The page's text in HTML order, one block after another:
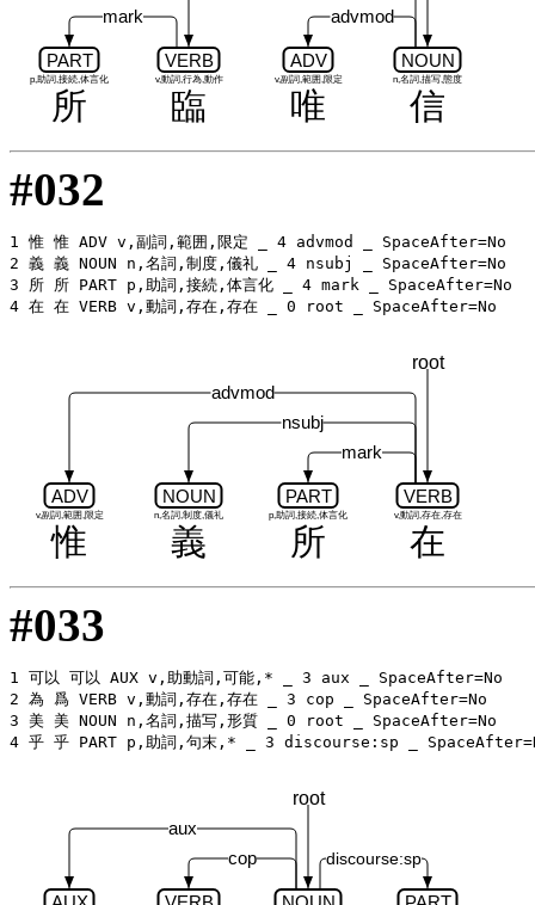
所
PART
p,助詞,接続,体言化
臨
VERB
v,動詞,行為,動作
唯
ADV
v,副詞,範囲,限定
信
NOUN
n,名詞,描写,態度
mark
advmod
#032
1 惟 惟 ADV v,副詞,範囲,限定 _ 4 advmod _ SpaceAfter=No
2 義 義 NOUN n,名詞,制度,儀礼 _ 4 nsubj _ SpaceAfter=No
3 所 所 PART p,助詞,接続,体言化 _ 4 mark _ SpaceAfter=No
惟
ADV
v,副詞,範囲,限定
義
NOUN
n,名詞,制度,儀礼
所
PART
p,助詞,接続,体言化
在
VERB
v,動詞,存在,存在
advmod
nsubj
mark
root
#033
1 可以 可以 AUX v,助動詞,可能,* _ 3 aux _ SpaceAfter=No
2 為 爲 VERB v,動詞,存在,存在 _ 3 cop _ SpaceAfter=No
3 美 美 NOUN n,名詞,描写,形質 _ 0 root _ SpaceAfter=No
aux
cop
root
discourse:sp